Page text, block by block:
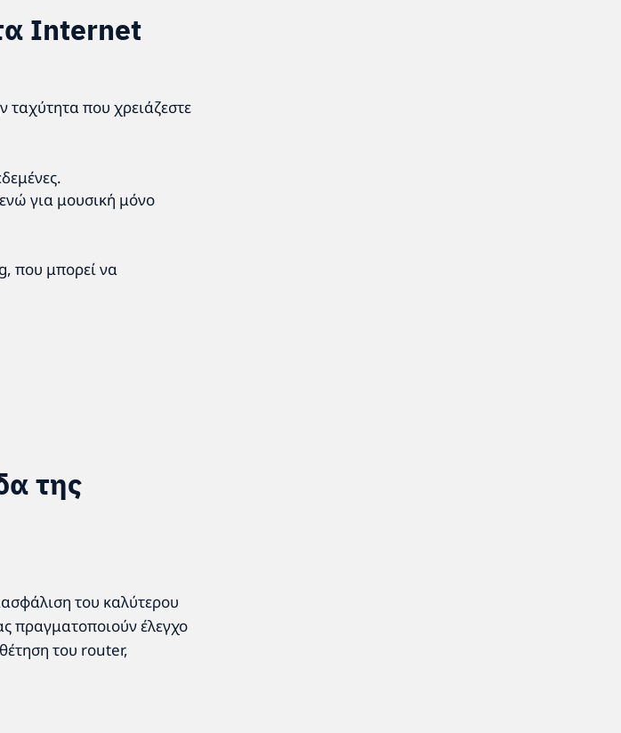
Internet
ταχύτητα που χρειάζεστε
για μουσική μόνο
που μπορεί να
της
του καλύτερου
πραγματοποιούν έλεγχο
του router,